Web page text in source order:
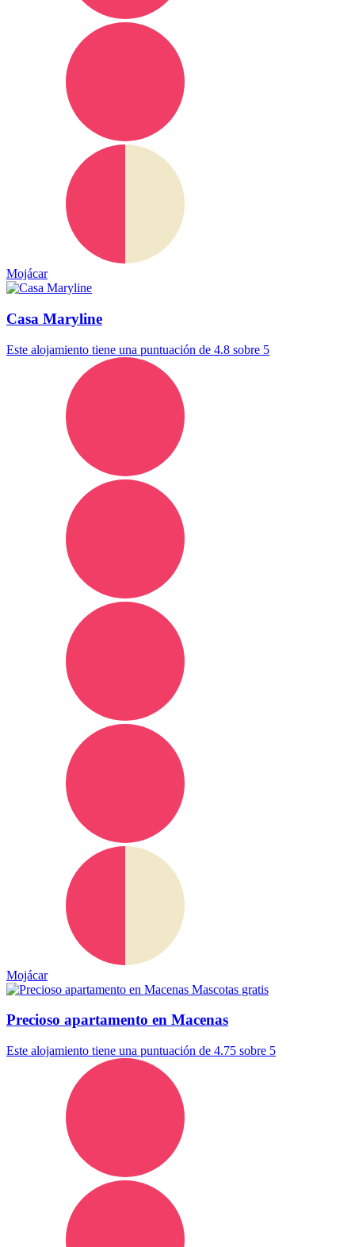
Mojácar
Casa Maryline
Este alojamiento tiene una puntuación de 4.8 sobre 5
Mojácar
Mascotas gratis
Precioso apartamento en Macenas
Este alojamiento tiene una puntuación de 4.75 sobre 5